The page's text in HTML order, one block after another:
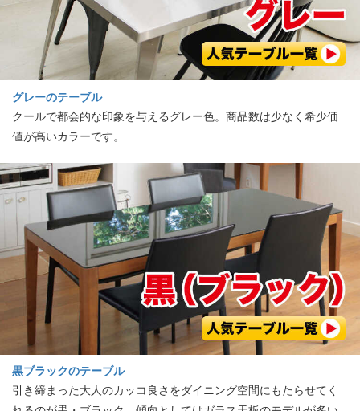
グレーのテーブル
クールで都会的な印象を与えるグレー色。商品数は少なく希少価
値が高いカラーです。
黒ブラックのテーブル
引き締まった大人のカッコ良さをダイニング空間にもたらせてく